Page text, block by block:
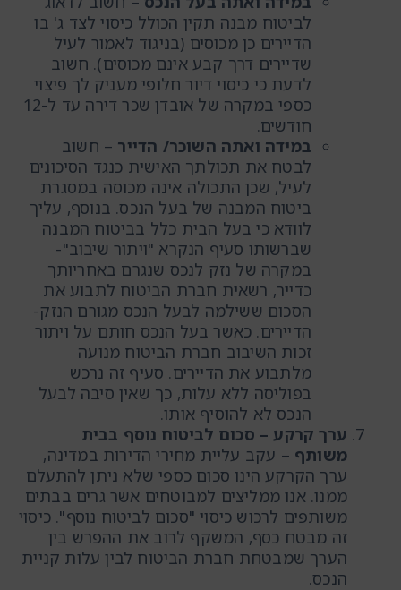
לביטוח מבנה תקין הכולל כיסוי לצד ג' בו
הדיירים כן מכוסים (בניגוד לאמור לעיל
שדיירים דרך קבע אינם מכוסים). חשוב
לדעת כי כיסוי דיור חלופי מעניק לך פיצוי
כספי במקרה של אובדן שכר דירה עד ל-12
חודשים.
במידה ואתה השוכר/ הדייר – חשוב
לבטח את תכולתך האישית כנגד הסיכונים
לעיל, שכן התכולה אינה מכוסה במסגרת
ביטוח המבנה של בעל הנכס. בנוסף, עליך
לוודא כי בעל הבית כלל בביטוח המבנה
שברשותו סעיף הנקרא "ויתור שיבוב"-
במקרה של נזק לנכס שנגרם באחריותך
כדייר, רשאית חברת הביטוח לתבוע את
הסכום ששילמה לבעל הנכס מגורם הנזק-
הדיירים. כאשר בעל הנכס חותם על ויתור
זכות השיבוב חברת הביטוח מנועה
מלתבוע את הדיירים. סעיף זה נרכש
בפוליסה ללא עלות, כך שאין סיבה לבעל
הנכס לא להוסיף אותו.
ערך קרקע – סכום לביטוח נוסף בבית
משותף – עקב עליית מחירי הדירות במדינה,
ערך הקרקע הינו סכום כספי שלא ניתן להתעלם
ממנו. אנו ממליצים למבוטחים אשר גרים בבתים
משותפים לרכוש כיסוי "סכום לביטוח נוסף". כיסוי
זה מבטח כסף, המשקף לרוב את ההפרש בין
הערך שמבטחת חברת הביטוח לבין עלות קניית
הנכס.